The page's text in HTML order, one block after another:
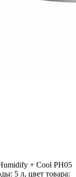
+ Cool PH05
5 л, цвет товара: